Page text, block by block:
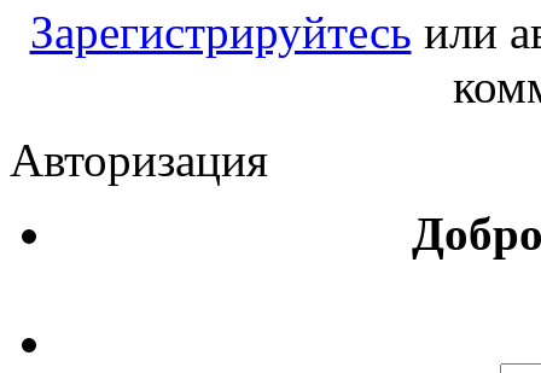
Зарегистрируйтесь или
Авторизация